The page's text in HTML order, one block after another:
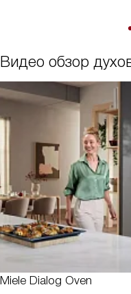
Видео обзор
Miele Dialog Oven